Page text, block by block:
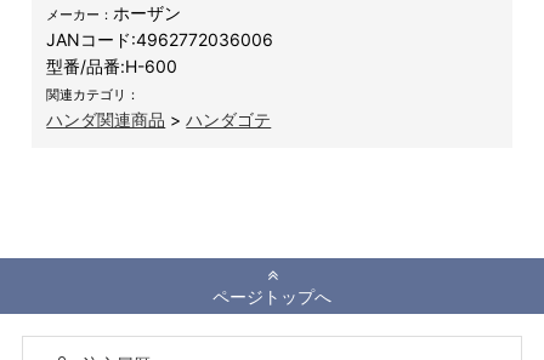
メーカー：ホーザン
JANコード:4962772036006
型番/品番:H-600
関連カテゴリ：
ハンダ関連商品 >ハンダゴテ
ページトップへ